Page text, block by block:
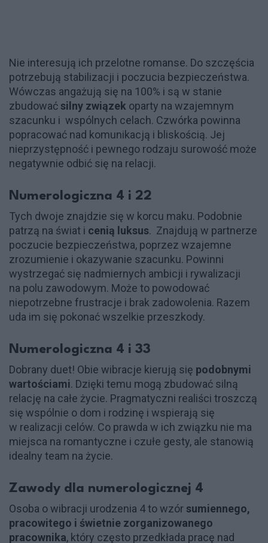
Nie interesują ich przelotne romanse. Do szczęścia
potrzebują stabilizacji i poczucia bezpieczeństwa.
Wówczas angażują się na 100% i są w stanie
zbudować silny związek oparty na wzajemnym
szacunku i wspólnych celach. Czwórka powinna
popracować nad komunikacją i bliskością. Jej
nieprzystępność i pewnego rodzaju surowość może
negatywnie odbić się na relacji.
Numerologiczna 4 i 22
Tych dwoje znajdzie się w korcu maku. Podobnie
patrzą na świat i cenią luksus. Znajdują w partnerze
poczucie bezpieczeństwa, poprzez wzajemne
zrozumienie i okazywanie szacunku. Powinni
wystrzegać się nadmiernych ambicji i rywalizacji
na polu zawodowym. Może to powodować
niepotrzebne frustracje i brak zadowolenia. Razem
uda im się pokonać wszelkie przeszkody.
Numerologiczna 4 i 33
Dobrany duet! Obie wibracje kierują się podobnymi
wartościami. Dzięki temu mogą zbudować silną
relację na całe życie. Pragmatyczni realiści troszczą
się wspólnie o dom i rodzinę i wspierają się
w realizacji celów. Co prawda w ich związku nie ma
miejsca na romantyczne i czułe gesty, ale stanowią
idealny team na życie.
Zawody dla numerologicznej 4
Osoba o wibracji urodzenia 4 to wzór sumiennego,
pracowitego i świetnie zorganizowanego
pracownika, który często przedkłada pracę nad